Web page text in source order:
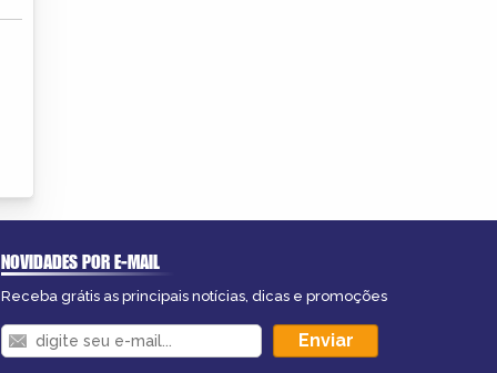
NOVIDADES POR E-MAIL
Receba grátis as principais notícias, dicas e promoções